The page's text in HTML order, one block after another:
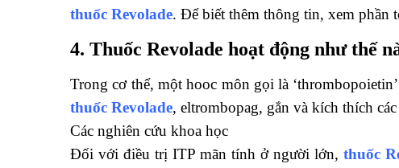
thuốc Revolade. Để biết thêm thông tin, xem phần
4. Thuốc Revolade hoạt động như thế
Trong cơ thể, một hooc môn gọi là
thuốc Revolade, eltrombopag, gắn và kích thích
Các nghiên cứu khoa học
Đối với điều trị ITP mãn tính ở người lớn, thuốc